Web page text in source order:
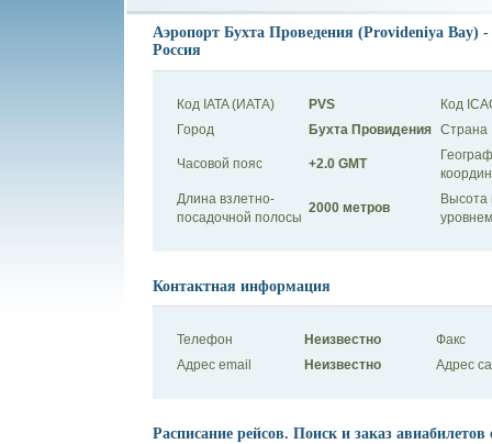
Аэропорт Бухта Проведения (Provideniya Bay)
Россия
Код IATA (ИАТА) PVS
Код
Город
Бухта Провидения Страна
Часовой пояс +2.0 GMT
Длина взлетно-
посадочной полосы
2000 метров
Высота
Контактная информация
Телефон Неизвестно
Факс
Адрес email
Неизвестно Адрес
Расписание рейсов. Поиск и заказ авиабилетов